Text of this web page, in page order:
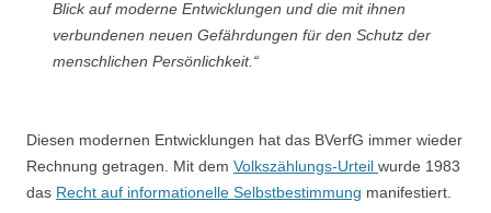
Blick auf moderne Entwicklungen und die mit ihnen
verbundenen neuen Gefährdungen für den Schutz der
menschlichen Persönlichkeit.“
Diesen modernen Entwicklungen hat das BVerfG immer wieder
Rechnung getragen. Mit dem Volkszählungs-Urteil wurde 1983
das Recht auf informationelle Selbstbestimmung manifestiert.